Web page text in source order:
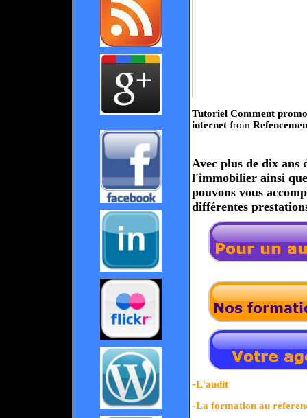
Tutoriel Comment
internet from
Avec plus de dix ans
l'immobilier ainsi
pouvons vous
différentes
-L'audit
-La formation au